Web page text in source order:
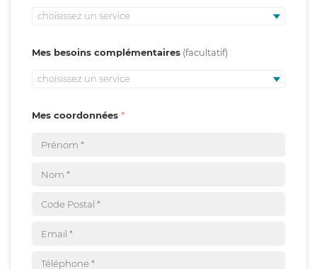
choisissez un service
Mes besoins complémentaires
choisissez un service
Mes coordonnées